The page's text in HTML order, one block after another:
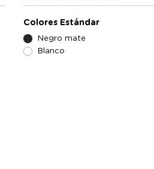
Colores Estándar
Negro mate
Blanco